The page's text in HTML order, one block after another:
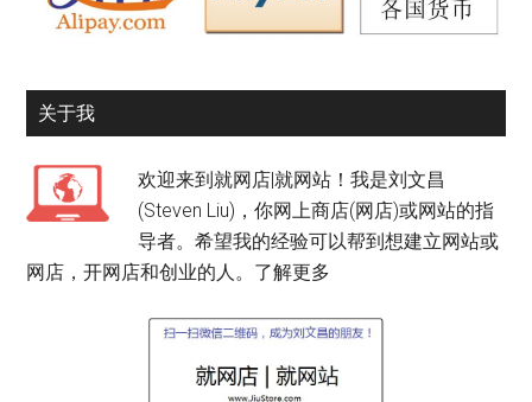
关于我
欢迎来到就网店|就网站！我是刘文昌
(Steven Liu)，你网上商店(网店)或网站的指
导者。希望我的经验可以帮到想建立网站或
网店，开网店和创业的人。 了解更多